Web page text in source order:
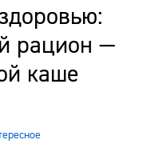
рацион —
каше